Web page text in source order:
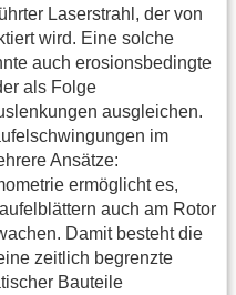
Laserstrahl, der von
wird. Eine solche
auch erosionsbedingte
als Folge
ausgleichen.
im
Ansätze:
ermöglicht es,
auch am Rotor
Damit besteht die
zeitlich begrenzte
Bauteile